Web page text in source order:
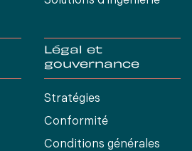
Légal et
gouvernance
Stratégies
Conformité
Conditions générales